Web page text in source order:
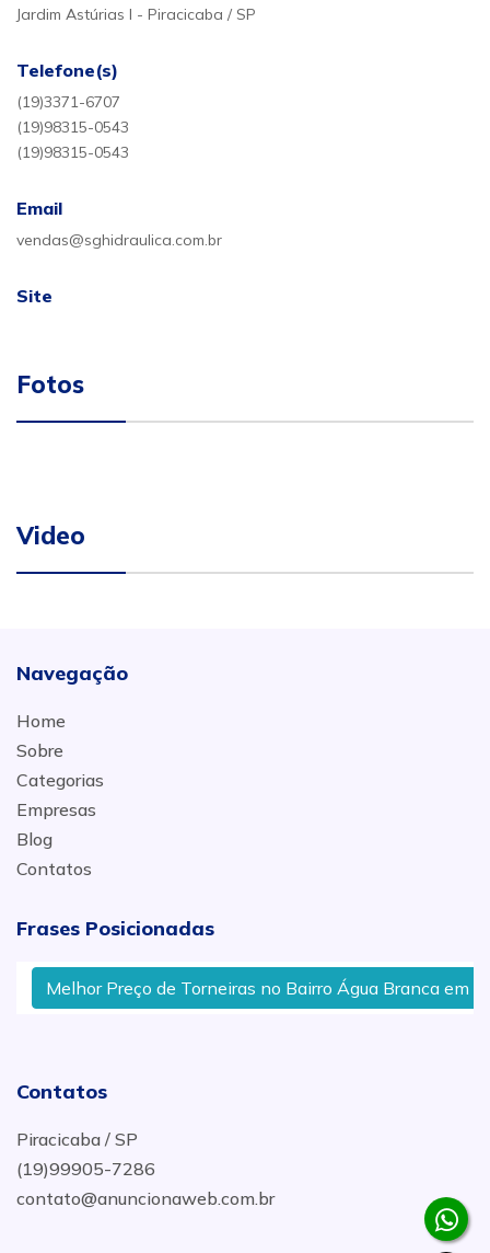
Jardim Astúrias I - Piracicaba / SP
Telefone(s)
(19)3371-6707
(19)98315-0543
(19)98315-0543
Email
vendas@sghidraulica.com.br
Site
Fotos
Video
Navegação
Home
Sobre
Categorias
Empresas
Blog
Contatos
Frases Posicionadas
Melhor Preço de Torneiras no Bairro Água Branca em
Contatos
Piracicaba / SP
(19)99905-7286
contato@anuncionaweb.com.br